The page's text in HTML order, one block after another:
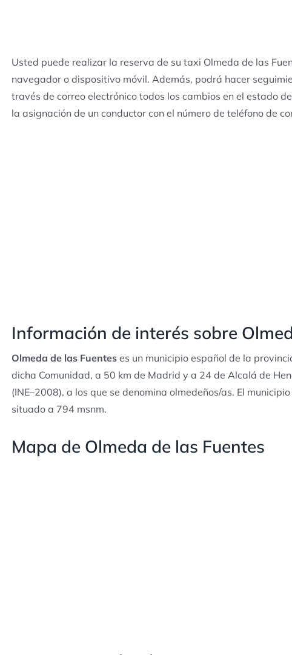
Usted puede realizar la reserva de su taxi Olmeda de las
navegador o dispositivo móvil. Además, podrá hacer
través de correo electrónico todos los cambios en el estado
la asignación de un conductor con el número de teléfono de
Información de interés sobre
Olmeda de las Fuenteses un municipio español de la
dicha Comunidad, a 50 km de Madrid y a 24 de Alcalá de
(INE–2008), a los que se denomina olmedeños/as. El
situado a 794 msnm.
Mapa de Olmeda de las Fuentes